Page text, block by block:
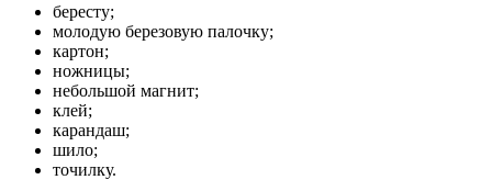
бересту;
молодую березовую палочку;
картон;
ножницы;
небольшой магнит;
клей;
карандаш;
шило;
точилку.